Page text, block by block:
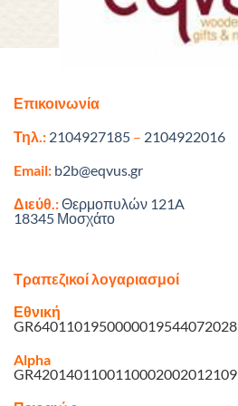
Επικοινωνία
Τηλ.: 2104927185 – 2104922016
Email: b2b@eqvus.gr
Διεύθ.:Θερμοπυλών 121A
18345 Μοσχάτο
Τραπεζικοί λογαριασμοί
Εθνική
GR6401101950000019544072028
Alpha
GR4201401100110002002012109